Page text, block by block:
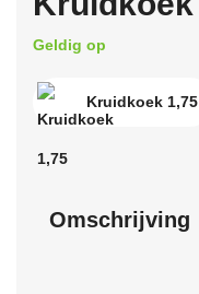
Geldig op
Kruidkoek 1,75
Omschrijving